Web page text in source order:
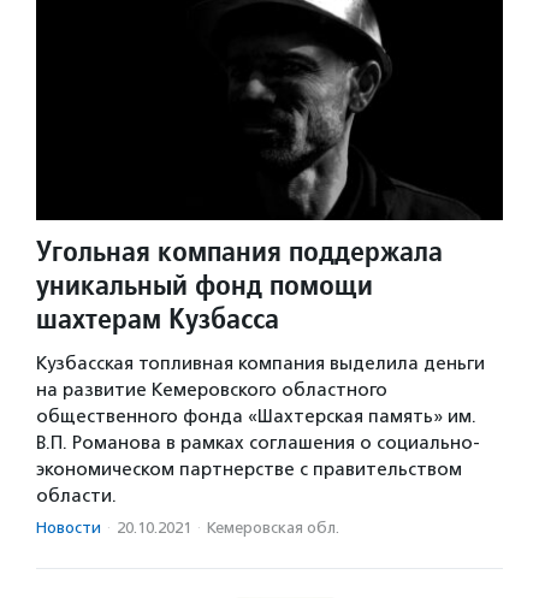
Угольная компания поддержала
уникальный фонд помощи
шахтерам Кузбасса
Кузбасская топливная компания выделила деньги
на развитие Кемеровского областного
общественного фонда «Шахтерская память» им.
В.П. Романова в рамках соглашения о социально-
экономическом партнерстве с правительством
области.
Новости · 20.10.2021 · Кемеровская обл.